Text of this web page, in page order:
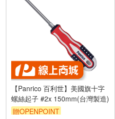
【Panrico 百利世】美國旗十字
螺絲起子 #2x 150mm(台灣製造)
贈OPENPOINT